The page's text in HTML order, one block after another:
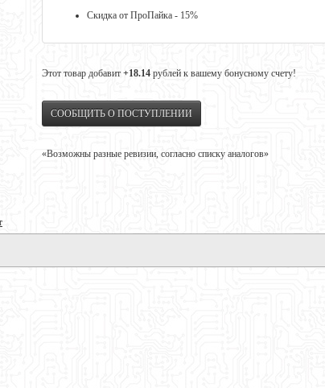
Скидка от ПроПайка - 15%
Этот товар добавит +18.14 рублей к вашему бонусному счету!
СООБЩИТЬ О ПОСТУПЛЕНИИ
«Возможны разные ревизии, согласно списку аналогов»